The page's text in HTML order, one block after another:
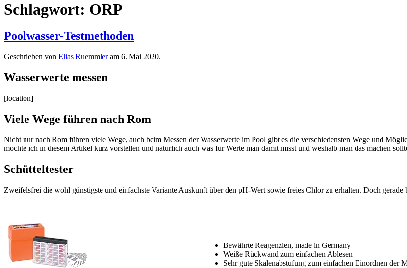
Schlagwort: ORP
Poolwasser-Testmethoden
Geschrieben von Elias Ruemmleram 6. Mai 2020.
Wasserwerte messen
[location]
Viele Wege führen nach Rom
Nicht nur nach Rom führen viele Wege, auch beim Messen der Wasserwerte im Pool gibt es die verschiedensten Wege und
möchte ich in diesem Artikel kurz vorstellen und natürlich auch was für Werte man damit misst und weshalb man das machen
Schütteltester
Zweifelsfrei die wohl günstigste und einfachste Variante Auskunft über den pH-Wert sowie freies Chlor zu erhalten. Doch
Bewährte Reagenzien, made in Germany
Weiße Rückwand zum einfachen Ablesen
Sehr gute Skalenabstufung zum einfachen Einordnen der